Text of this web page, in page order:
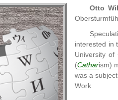
Otto
interested in
University
(Catharism)
was a
Work